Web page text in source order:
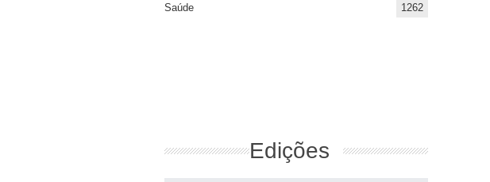
Saúde 1262
Edições